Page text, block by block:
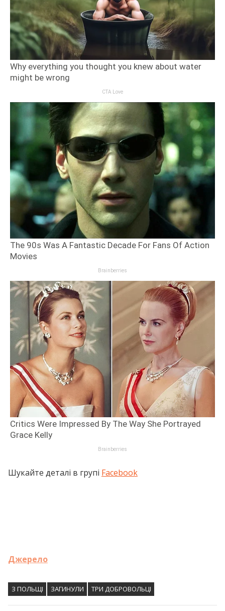
Шукайте деталі в групі Facebook
Джерело
З ПОЛЬЩІ ЗАГИНУЛИ ТРИ ДОБРОВОЛЬЦІ